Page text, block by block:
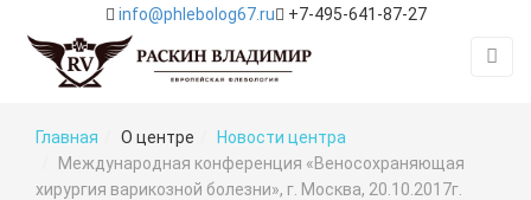
info@phlebolog67.ru +7-495-641-87-27
Главная О центре
Новости центра
Международная конференция «Веносохраняющая
хирургия варикозной болезни», г. Москва, 20.10.2017г.